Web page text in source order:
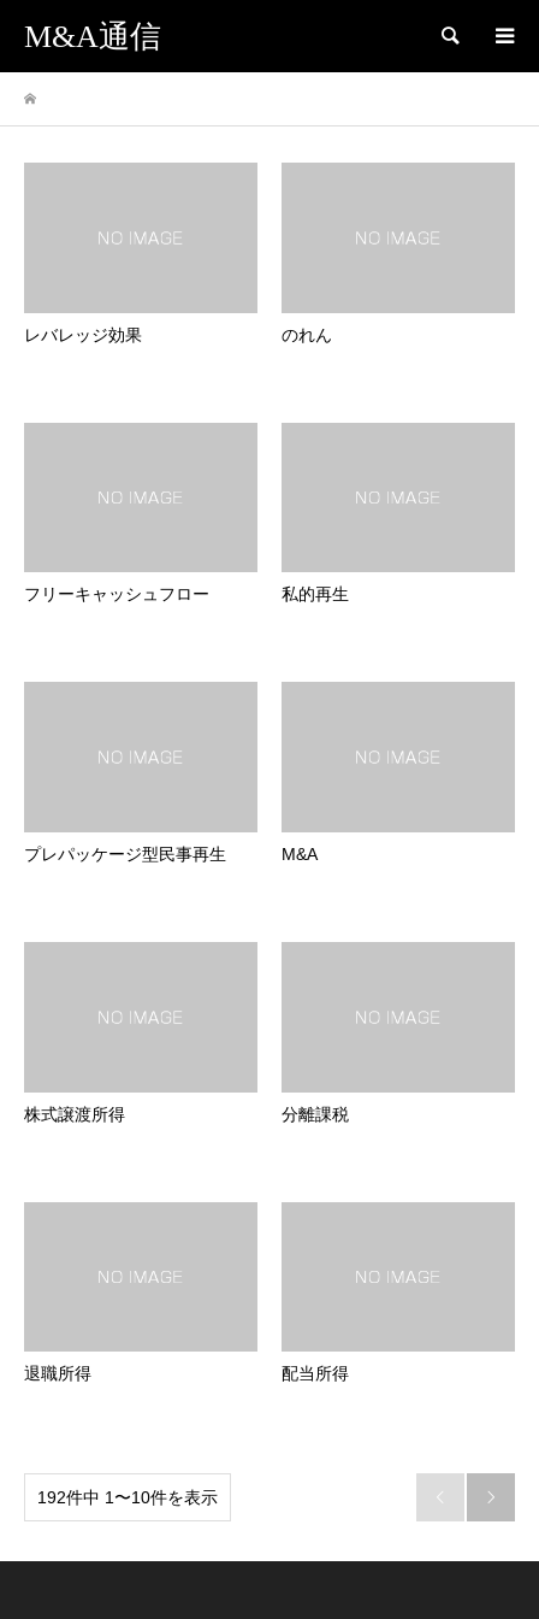
M&A通信 検索
レバレッジ効果 のれん
フリーキャッシュフロー 私的再生
プレパッケージ型民事再生 M&A
株式譲渡所得 分離課税
退職所得 配当所得
192件中 1〜10件を表示  